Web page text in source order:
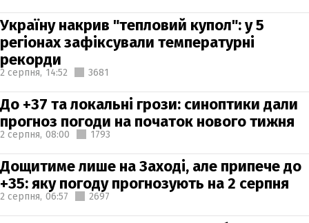
Україну накрив "тепловий купол": у 5
регіонах зафіксували температурні
рекорди
2 серпня, 14:52 3681
До +37 та локальні грози: синоптики дали
прогноз погоди на початок нового тижня
2 серпня, 08:00 1793
Дощитиме лише на Заході, але припече до
+35: яку погоду прогнозують на 2 серпня
2 серпня, 06:57 2697